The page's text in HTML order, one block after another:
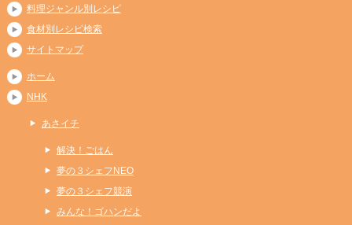
料理ジャンル別レシピ
食材別レシピ検索
サイトマップ
ホーム
NHK
あさイチ
解決！ごはん
夢の３シェフNEO
夢の３シェフ競演
みんな！ゴハンだよ